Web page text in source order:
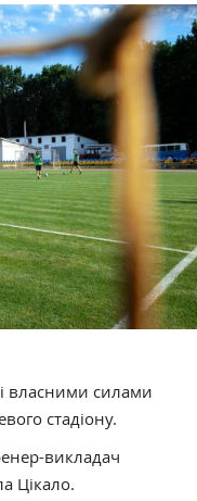
власними силами
стадіону.
викладач
Цікало.